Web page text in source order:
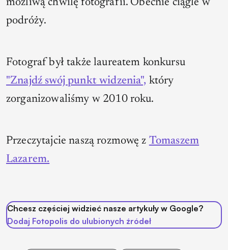
możliwą chwilę fotografii. Obecnie ciągle w
podróży.
Fotograf był także laureatem konkursu
"Znajdź swój punkt widzenia", który
zorganizowaliśmy w 2010 roku.
Przeczytajcie naszą rozmowę z Tomaszem
Lazarem.
Chcesz częściej widzieć nasze artykuły w Google?
Dodaj Fotopolis do ulubionych źródeł